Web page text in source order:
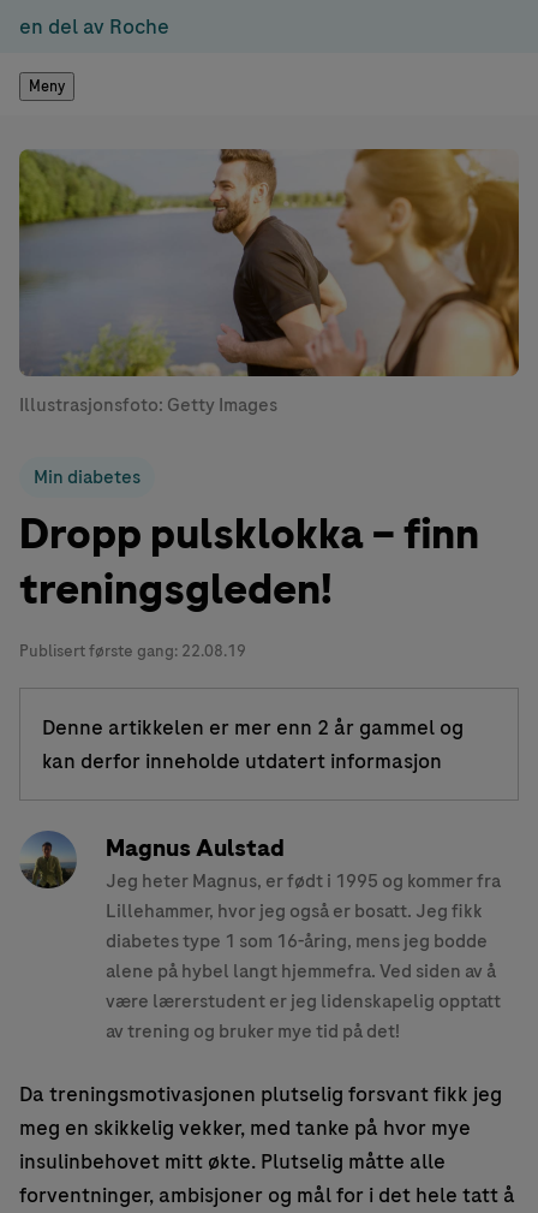
en del av Roche
Meny
Illustrasjonsfoto: Getty Images
Min diabetes
Dropp pulsklokka – finn
treningsgleden!
Publisert første gang: 22.08.19
Denne artikkelen er mer enn 2 år gammel og
kan derfor inneholde utdatert informasjon
Magnus Aulstad
Jeg heter Magnus, er født i 1995 og kommer fra
Lillehammer, hvor jeg også er bosatt. Jeg fikk
diabetes type 1 som 16-åring, mens jeg bodde
alene på hybel langt hjemmefra. Ved siden av å
være lærerstudent er jeg lidenskapelig opptatt
av trening og bruker mye tid på det!
Da treningsmotivasjonen plutselig forsvant fikk jeg
meg en skikkelig vekker, med tanke på hvor mye
insulinbehovet mitt økte. Plutselig måtte alle
forventninger, ambisjoner og mål for i det hele tatt å